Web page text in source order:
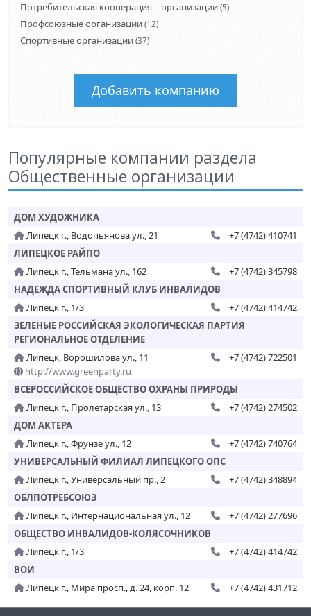
Потребительская кооперация – организации (5)
Профсоюзные организации (12)
Спортивные организации (37)
Добавить компанию
Популярные компании раздела
Общественные организации
ДОМ ХУДОЖНИКА
Липецк г., Водопьянова ул., 21
+7 (4742) 410741
ЛИПЕЦКОЕ РАЙПО
Липецк г., Тельмана ул., 162
+7 (4742) 345798
НАДЕЖДА СПОРТИВНЫЙ КЛУБ ИНВАЛИДОВ
Липецк г., 1/3
+7 (4742) 414742
ЗЕЛЕНЫЕ РОССИЙСКАЯ ЭКОЛОГИЧЕСКАЯ ПАРТИЯ
РЕГИОНАЛЬНОЕ ОТДЕЛЕНИЕ
Липецк, Ворошилова ул., 11
http://www.greenparty.ru
+7 (4742) 722501
ВСЕРОССИЙСКОЕ ОБЩЕСТВО ОХРАНЫ ПРИРОДЫ
Липецк г., Пролетарская ул., 13
+7 (4742) 274502
ДОМ АКТЕРА
Липецк г., Фрунзе ул., 12
+7 (4742) 740764
УНИВЕРСАЛЬНЫЙ ФИЛИАЛ ЛИПЕЦКОГО ОПС
Липецк г., Универсальный пр., 2
+7 (4742) 348894
ОБЛПОТРЕБСОЮЗ
Липецк г., Интернациональная ул., 12
+7 (4742) 277696
ОБЩЕСТВО ИНВАЛИДОВ-КОЛЯСОЧНИКОВ
Липецк г., 1/3
+7 (4742) 414742
ВОИ
Липецк г., Мира просп., д. 24, корп. 12
+7 (4742) 431712